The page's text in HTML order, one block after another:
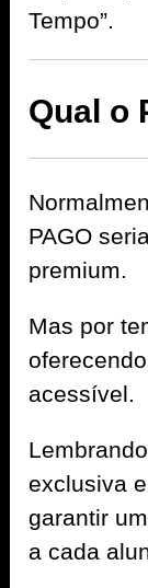
Tempo”.
Qual o
PAGO
premium.
Mas por
acessível.
exclusiva
garantir
a cada